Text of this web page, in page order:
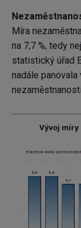
Míra
na 7,7 %, tedy
statistický úřad
nadále
Vývoj míry